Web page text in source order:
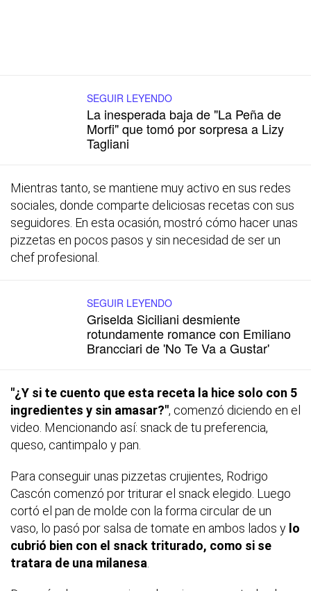
SEGUIR LEYENDO
La inesperada baja de "La Peña de
Morfi" que tomó por sorpresa a Lizy
Tagliani
Mientras tanto, se mantiene muy activo en sus redes
sociales, donde comparte deliciosas recetas con sus
seguidores. En esta ocasión, mostró cómo hacer unas
pizzetas en pocos pasos y sin necesidad de ser un
chef profesional.
SEGUIR LEYENDO
Griselda Siciliani desmiente
rotundamente romance con Emiliano
Brancciari de 'No Te Va a Gustar'
"¿Y si te cuento que esta receta la hice solo con 5
ingredientes y sin amasar?", comenzó diciendo en el
video. Mencionando así: snack de tu preferencia,
queso, cantimpalo y pan.
Para conseguir unas pizzetas crujientes, Rodrigo
Cascón comenzó por triturar el snack elegido. Luego
cortó el pan de molde con la forma circular de un
vaso, lo pasó por salsa de tomate en ambos lados y lo
cubrió bien con el snack triturado, como si se
tratara de una milanesa